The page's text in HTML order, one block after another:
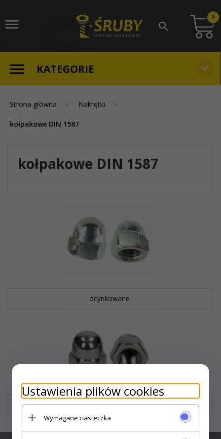
0
KATEGORIE
Strona główna Nakrętki
kołpakowe DIN 1587
kołpakowe DIN 1587
ocynkowane
nierdzewne A2
Ustawienia plików cookies
Wymagane ciasteczka